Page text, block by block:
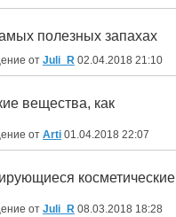
полезных запахах
от Juli_R 02.04.2018 21:10
вещества, как
от Arti 01.04.2018 22:07
косметические
от Juli_R 08.03.2018 18:28